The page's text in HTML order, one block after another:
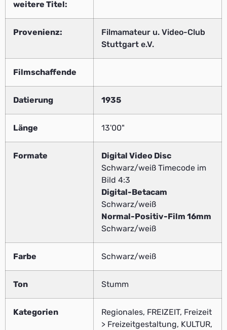
weitere Titel:
Provenienz:
Filmamateur u. Video-Club
Stuttgart e.V.
Filmschaffende
Datierung 1935
Länge 13'00"
Formate
Digital Video Disc
Schwarz/weiß Timecode im
Bild 4:3
Digital-Betacam
Schwarz/weiß
Normal-Positiv-Film 16mm
Schwarz/weiß
Farbe Schwarz/weiß
Ton Stumm
Kategorien
Regionales, FREIZEIT, Freizeit
> Freizeitgestaltung, KULTUR,